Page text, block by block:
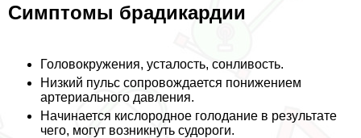
Симптомы брадикардии
Головокружения, усталость, сонливость.
Низкий пульс сопровождается понижением
артериального давления.
Начинается кислородное голодание в результате
чего, могут возникнуть судороги.